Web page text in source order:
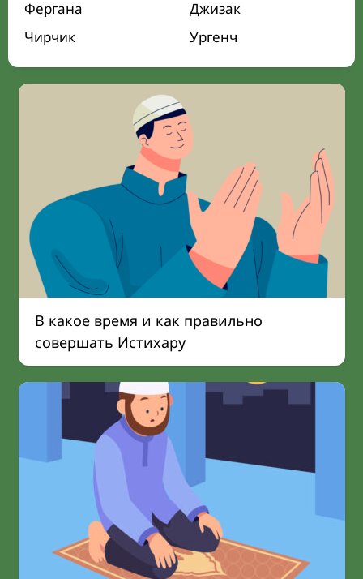
Фергана
Джизак
Чирчик
Ургенч
В какое время и как правильно
совершать Истихару